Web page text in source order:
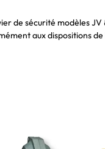
de sécurité modèles JV
aux dispositions